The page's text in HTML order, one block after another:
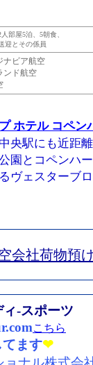
部屋5泊、5朝食、
迎とその係員
ナビア航空
ンド航空
ホテル コペン
央駅にも近距
園 と コペンハ
ヴェスターブ
会社荷物預
-スポーツ
こちら
ます❤